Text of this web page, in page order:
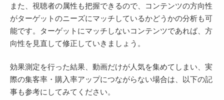
また、視聴者の属性も把握できるので、コンテンツの方向性
がターゲットのニーズにマッチしているかどうかの分析も可
能です。ターゲットにマッチしないコンテンツであれば、方
向性を見直して修正していきましょう。
効果測定を行った結果、動画だけが人気を集めてしまい、実
際の集客率・購入率アップにつながらない場合は、以下の記
事も参考にしてみてください。